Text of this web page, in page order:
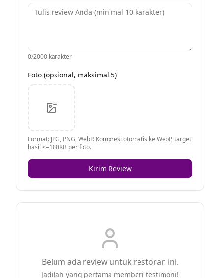
0/2000 karakter
Foto (opsional, maksimal 5)
Format: JPG, PNG, WebP. Kompresi otomatis ke WebP, target
hasil <=100KB per foto.
Kirim Review
Belum ada review untuk restoran ini.
Jadilah yang pertama memberi testimoni!